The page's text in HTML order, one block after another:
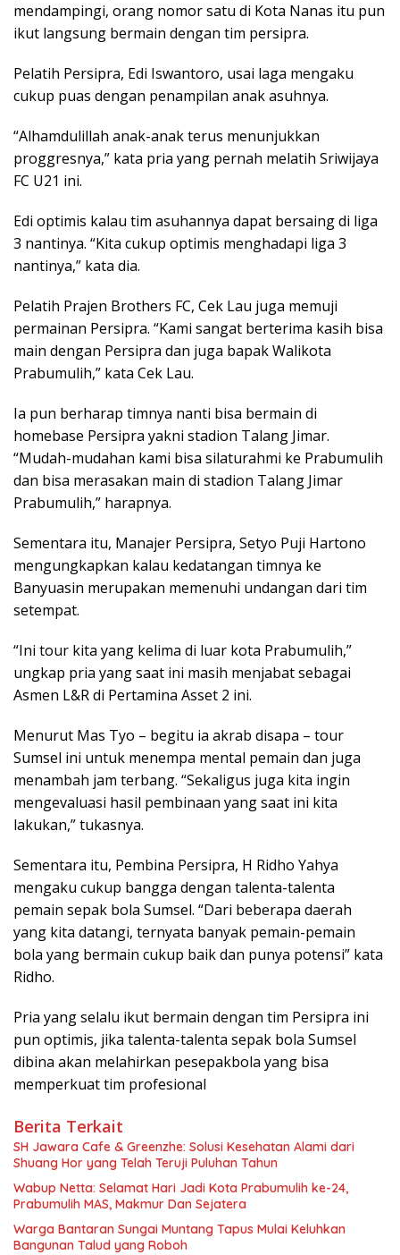
mendampingi, orang nomor satu di Kota Nanas itu pun
ikut langsung bermain dengan tim persipra.
Pelatih Persipra, Edi Iswantoro, usai laga mengaku
cukup puas dengan penampilan anak asuhnya.
“Alhamdulillah anak-anak terus menunjukkan
proggresnya,” kata pria yang pernah melatih Sriwijaya
FC U21 ini.
Edi optimis kalau tim asuhannya dapat bersaing di liga
3 nantinya. “Kita cukup optimis menghadapi liga 3
nantinya,” kata dia.
Pelatih Prajen Brothers FC, Cek Lau juga memuji
permainan Persipra. “Kami sangat berterima kasih bisa
main dengan Persipra dan juga bapak Walikota
Prabumulih,” kata Cek Lau.
Ia pun berharap timnya nanti bisa bermain di
homebase Persipra yakni stadion Talang Jimar.
“Mudah-mudahan kami bisa silaturahmi ke Prabumulih
dan bisa merasakan main di stadion Talang Jimar
Prabumulih,” harapnya.
Sementara itu, Manajer Persipra, Setyo Puji Hartono
mengungkapkan kalau kedatangan timnya ke
Banyuasin merupakan memenuhi undangan dari tim
setempat.
“Ini tour kita yang kelima di luar kota Prabumulih,”
ungkap pria yang saat ini masih menjabat sebagai
Asmen L&R di Pertamina Asset 2 ini.
Menurut Mas Tyo – begitu ia akrab disapa – tour
Sumsel ini untuk menempa mental pemain dan juga
menambah jam terbang. “Sekaligus juga kita ingin
mengevaluasi hasil pembinaan yang saat ini kita
lakukan,” tukasnya.
Sementara itu, Pembina Persipra, H Ridho Yahya
mengaku cukup bangga dengan talenta-talenta
pemain sepak bola Sumsel. “Dari beberapa daerah
yang kita datangi, ternyata banyak pemain-pemain
bola yang bermain cukup baik dan punya potensi” kata
Ridho.
Pria yang selalu ikut bermain dengan tim Persipra ini
pun optimis, jika talenta-talenta sepak bola Sumsel
dibina akan melahirkan pesepakbola yang bisa
memperkuat tim profesional
Berita Terkait
SH Jawara Cafe & Greenzhe: Solusi Kesehatan Alami dari
Shuang Hor yang Telah Teruji Puluhan Tahun
Wabup Netta: Selamat Hari Jadi Kota Prabumulih ke-24,
Prabumulih MAS, Makmur Dan Sejatera
Warga Bantaran Sungai Muntang Tapus Mulai Keluhkan
Bangunan Talud yang Roboh